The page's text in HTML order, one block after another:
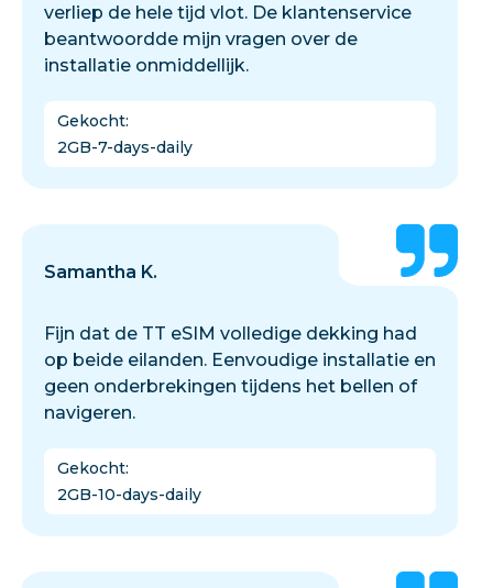
verliep de hele tijd vlot. De klantenservice
beantwoordde mijn vragen over de
installatie onmiddellijk.
Gekocht:
2GB-7-days-daily
Samantha K.
Fijn dat de TT eSIM volledige dekking had
op beide eilanden. Eenvoudige installatie en
geen onderbrekingen tijdens het bellen of
navigeren.
Gekocht:
2GB-10-days-daily